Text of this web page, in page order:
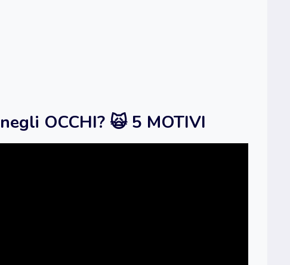
OCCHI? 🙀 5 MOTIVI